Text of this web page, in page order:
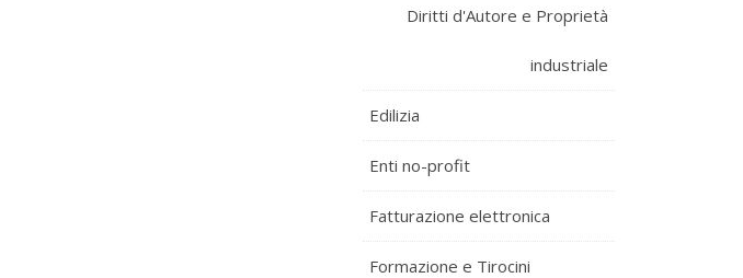
Diritti d'Autore e Proprietà
industriale
Edilizia
Enti no-profit
Fatturazione elettronica
Formazione e Tirocini